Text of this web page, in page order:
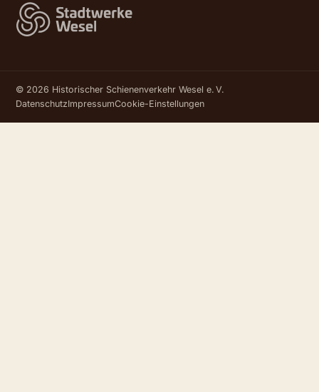
© 2026 Historischer Schienenverkehr Wesel e. V.
DatenschutzImpressumCookie-Einstellungen